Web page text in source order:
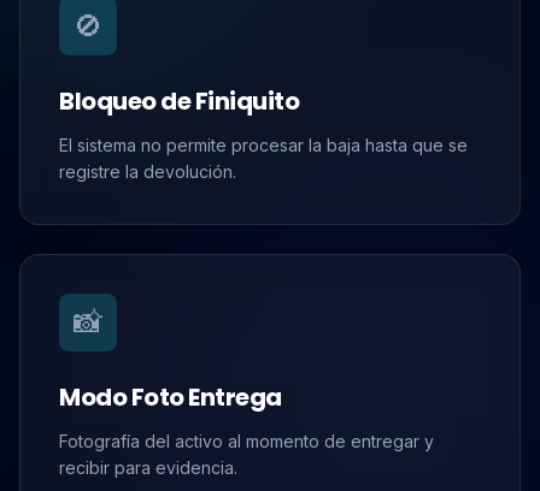
🚫
Bloqueo de Finiquito
El sistema no permite procesar la baja hasta que se
registre la devolución.
📸
Modo Foto Entrega
Fotografía del activo al momento de entregar y
recibir para evidencia.